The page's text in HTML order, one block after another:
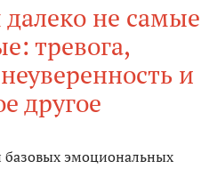
далеко не самые
тревога,
и
другое
эмоциональных